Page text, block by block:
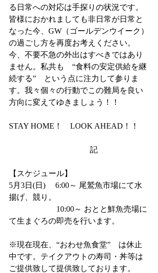
る日常への対応は手探りの状況です。
皆様におかれましても非日常が日常と
なった今、GW（ゴールデンウイーク）
の過ごし方を再度お考えください。
今、不要不急の外出はすべきではあり
ません。私共も　“食料の安定供給を継
続する”　という点に注力して参りま
す。我々個々の行動でこの難局を良い
方向に変えてゆきましょう！！
STAY HOME！　LOOK AHEAD！！
記
【スケジュール】
5月3日(日)　 6:00～ 尾鷲魚市場にて水
揚げ、競り。
10:00～ おとと鮮魚売場に
て生まぐろの即売を行います。
※現在現在、“おわせ魚食堂”　は休止
中です。テイクアウトの寿司・丼等は
ご提供致して提供致しております。